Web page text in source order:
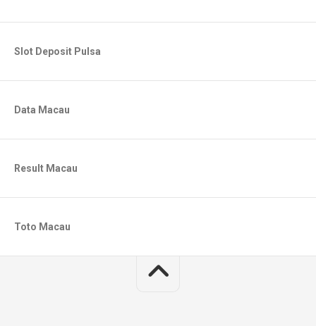
Slot Deposit Pulsa
Data Macau
Result Macau
Toto Macau